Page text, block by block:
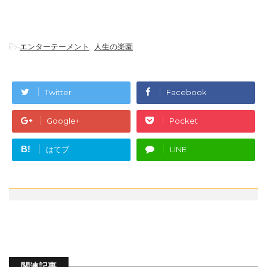
-エンターテーメント 人生の楽園
Twitter Facebook
Google+ Pocket
B! はてブ LINE